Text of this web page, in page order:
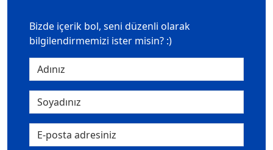
Bizde içerik bol, seni düzenli olarak
bilgilendirmemizi ister misin? :)